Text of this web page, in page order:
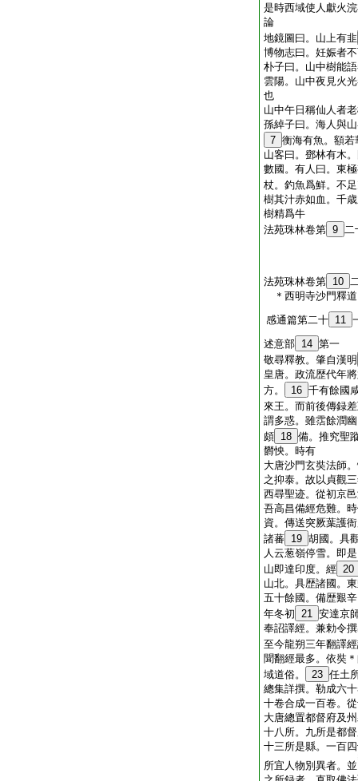
是時西域使人獻火
論
地鏡圖曰。山上有韭
博物志曰。妊娠者
朴子曰。山中樹能
雲陽。山中夜見火
也
山中午日稱仙人者
孫綽子曰。海人與
7 衡海有魚。額
山客曰。鄧林有木
數國。有人曰。東
杖。釣魚爲鮮。不
樹其汁赤如血。千
樹精爲牛
法苑珠林卷第 9 二
法苑珠林卷第 10
＊西明寺沙門釋
感通篇第二十 11
述意部 14 第一
敬尋釋教。肇自漢明
皇唐。政流歴代年
方。
16 千有餘國
來王。而前後傳録
謂多惑。雖霑餘潤
頗 18 備。推究聖
欝怏。時有
大唐沙門玄奘法師
之抑泰。故以貞觀
西尋聖迹。從初京
吾高昌備經危難。
資。傳送突厥葉護
諸蕃 19 胡國。具
人云葱嶺停雪。即
山即達印度。經 20
山北。具歴諸國。
五十餘國。備歴艱
年冬初 21 安達京
奉詔譯經。兼勅令
至今龍朔三年翻譯
聞翻經最多。依奘
域道俗。
23 任土
總集詳撰。勒成六
十卷合成一百卷。
大唐總置都督府及
十八所。九所是都
十三所是縣。一百
所宜人物別異者。並